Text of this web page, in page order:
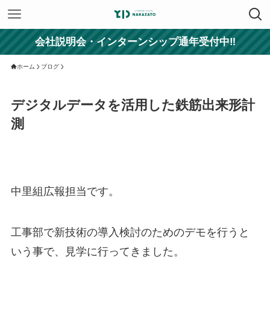
会社説明会・インターンシップ通年受付中‼
ホーム ブログ
デジタルデータを活用した鉄筋出来形計
測
中里組広報担当です。
工事部で新技術の導入検討のためのデモを行うと
いう事で、見学に行ってきました。